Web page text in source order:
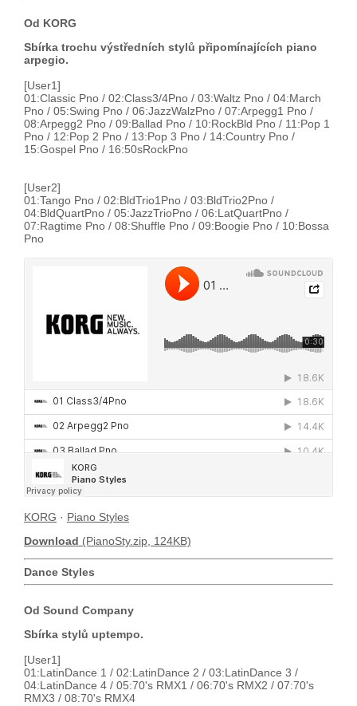
Od KORG
Sbírka trochu výstředních stylů připomínajících piano
arpegio.
[User1]
01:Classic Pno / 02:Class3/4Pno / 03:Waltz Pno / 04:March
Pno / 05:Swing Pno / 06:JazzWalzPno / 07:Arpegg1 Pno /
08:Arpegg2 Pno / 09:Ballad Pno / 10:RockBld Pno / 11:Pop 1
Pno / 12:Pop 2 Pno / 13:Pop 3 Pno / 14:Country Pno /
15:Gospel Pno / 16:50sRockPno
[User2]
01:Tango Pno / 02:BldTrio1Pno / 03:BldTrio2Pno /
04:BldQuartPno / 05:JazzTrioPno / 06:LatQuartPno /
07:Ragtime Pno / 08:Shuffle Pno / 09:Boogie Pno / 10:Bossa
Pno
KORG · Piano Styles
Download (PianoSty.zip, 124KB)
Dance Styles
Od Sound Company
Sbírka stylů uptempo.
[User1]
01:LatinDance 1 / 02:LatinDance 2 / 03:LatinDance 3 /
04:LatinDance 4 / 05:70's RMX1 / 06:70's RMX2 / 07:70's
RMX3 / 08:70's RMX4